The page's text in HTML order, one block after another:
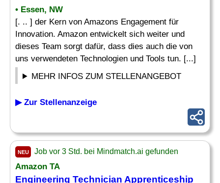
• Essen, NW
[. .. ] der Kern von Amazons Engagement für
Innovation. Amazon entwickelt sich weiter und
dieses Team sorgt dafür, dass dies auch die von
uns verwendeten Technologien und Tools tun. [...]
MEHR INFOS ZUM STELLENANGEBOT
▶ Zur Stellenanzeige
NEU Job vor 3 Std. bei Mindmatch.ai gefunden
Amazon TA
Engineering Technician Apprenticeship